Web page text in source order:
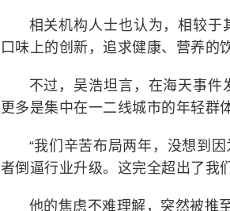
相关机构人士也认为，相较于
口味上的创新，追求健康、营养的
不过，吴浩坦言，在海天事件
更多是集中在一二线城市的年轻群体
“我们辛苦布局两年，没想到
者倒逼行业升级。这完全超出了我
他的焦虑不难理解，突然被推